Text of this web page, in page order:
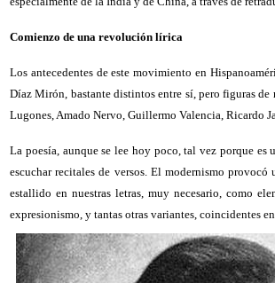
Comienzo de una revolución lírica
Los antecedentes de este movimiento en
Díaz Mirón, bastante distintos entre sí, pero figuras
Lugones, Amado Nervo, Guillermo Valencia, Ricardo
La poesía, aunque se lee hoy poco, tal vez porque
escuchar recitales de versos. El modernismo
estallido en nuestras letras, muy necesario, como
expresionismo, y tantas otras variantes, coincidentes